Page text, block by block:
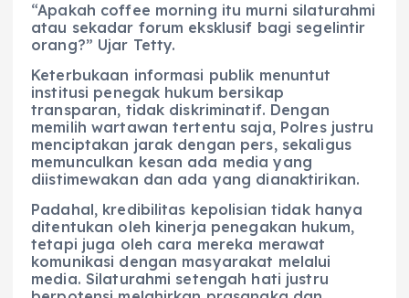
“Apakah coffee morning itu murni silaturahmi
atau sekadar forum eksklusif bagi segelintir
orang?” Ujar Tetty.
Keterbukaan informasi publik menuntut
institusi penegak hukum bersikap
transparan, tidak diskriminatif. Dengan
memilih wartawan tertentu saja, Polres justru
menciptakan jarak dengan pers, sekaligus
memunculkan kesan ada media yang
diistimewakan dan ada yang dianaktirikan.
Padahal, kredibilitas kepolisian tidak hanya
ditentukan oleh kinerja penegakan hukum,
tetapi juga oleh cara mereka merawat
komunikasi dengan masyarakat melalui
media. Silaturahmi setengah hati justru